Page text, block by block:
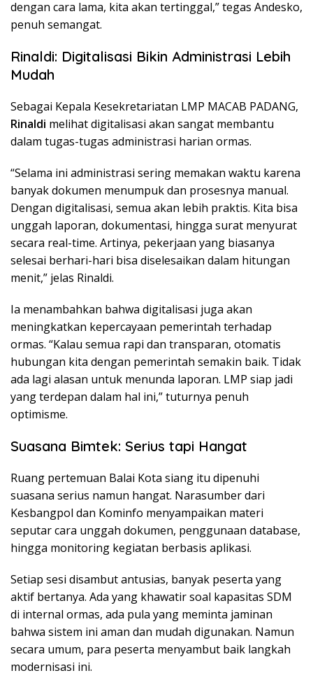
dengan cara lama, kita akan tertinggal,” tegas Andesko,
penuh semangat.
Rinaldi: Digitalisasi Bikin Administrasi Lebih
Mudah
Sebagai Kepala Kesekretariatan LMP MACAB PADANG,
Rinaldi melihat digitalisasi akan sangat membantu
dalam tugas-tugas administrasi harian ormas.
“Selama ini administrasi sering memakan waktu karena
banyak dokumen menumpuk dan prosesnya manual.
Dengan digitalisasi, semua akan lebih praktis. Kita bisa
unggah laporan, dokumentasi, hingga surat menyurat
secara real-time. Artinya, pekerjaan yang biasanya
selesai berhari-hari bisa diselesaikan dalam hitungan
menit,” jelas Rinaldi.
Ia menambahkan bahwa digitalisasi juga akan
meningkatkan kepercayaan pemerintah terhadap
ormas. “Kalau semua rapi dan transparan, otomatis
hubungan kita dengan pemerintah semakin baik. Tidak
ada lagi alasan untuk menunda laporan. LMP siap jadi
yang terdepan dalam hal ini,” tuturnya penuh
optimisme.
Suasana Bimtek: Serius tapi Hangat
Ruang pertemuan Balai Kota siang itu dipenuhi
suasana serius namun hangat. Narasumber dari
Kesbangpol dan Kominfo menyampaikan materi
seputar cara unggah dokumen, penggunaan database,
hingga monitoring kegiatan berbasis aplikasi.
Setiap sesi disambut antusias, banyak peserta yang
aktif bertanya. Ada yang khawatir soal kapasitas SDM
di internal ormas, ada pula yang meminta jaminan
bahwa sistem ini aman dan mudah digunakan. Namun
secara umum, para peserta menyambut baik langkah
modernisasi ini.